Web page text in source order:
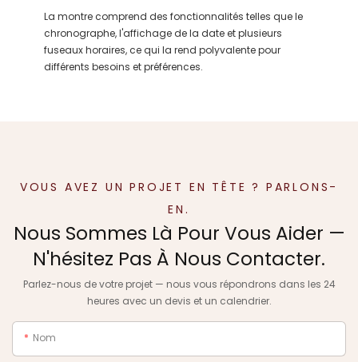
La montre comprend des fonctionnalités telles que le
chronographe, l'affichage de la date et plusieurs
fuseaux horaires, ce qui la rend polyvalente pour
différents besoins et préférences.
VOUS AVEZ UN PROJET EN TÊTE ? PARLONS-
EN.
Nous Sommes Là Pour Vous Aider —
N'hésitez Pas À Nous Contacter.
Parlez-nous de votre projet — nous vous répondrons dans les 24
heures avec un devis et un calendrier.
Nom